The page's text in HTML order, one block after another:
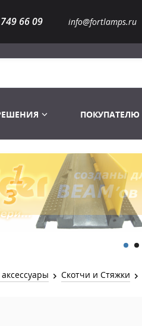
66 09 info@fortlamps.ru
газоразрядные
ПОКУПАТЕЛЮ
Скотчи и Стяжки